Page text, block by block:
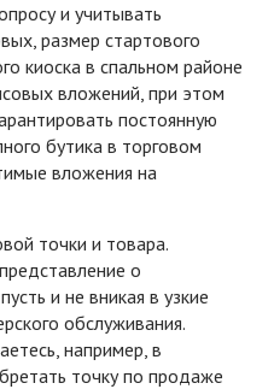
и учитывать
размер стартового
киоска в спальном районе
вложений, при этом
постоянную
бутика в торговом
вложения на
точки и товара.
о
и не вникая в узкие
обслуживания.
например, в
точку по продаже